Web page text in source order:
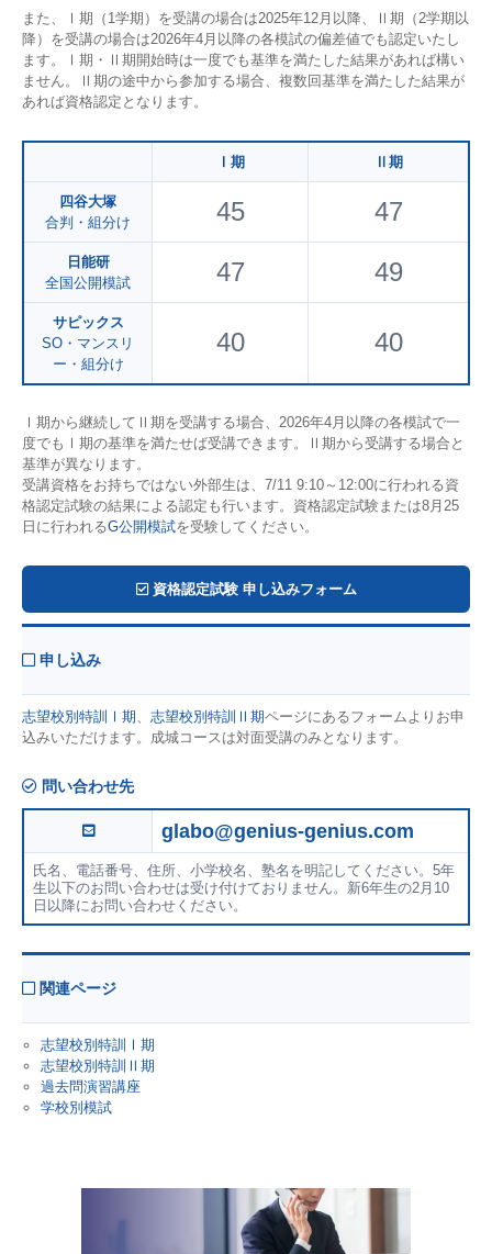
また、Ⅰ期（1学期）を受講の場合は2025年12月以降、Ⅱ期（2学期以
降）を受講の場合は2026年4月以降の各模試の偏差値でも認定いたし
ます。Ⅰ期・Ⅱ期開始時は一度でも基準を満たした結果があれば構い
ません。Ⅱ期の途中から参加する場合、複数回基準を満たした結果が
あれば資格認定となります。
Ⅰ期 Ⅱ期
四谷大塚
合判・組分け
45 47
日能研
全国公開模試
47 49
サピックス
SO・マンスリ
ー・組分け
40 40
Ⅰ期から継続してⅡ期を受講する場合、2026年4月以降の各模試で一
度でもⅠ期の基準を満たせば受講できます。Ⅱ期から受講する場合と
基準が異なります。
受講資格をお持ちではない外部生は、7/11 9:10～12:00に行われる資
格認定試験の結果による認定も行います。資格認定試験または8月25
日に行われるG公開模試を受験してください。
資格認定試験 申し込みフォーム
申し込み
志望校別特訓Ⅰ期、 志望校別特訓Ⅱ期ページにあるフォームよりお申
込みいただけます。成城コースは対面受講のみとなります。
問い合わせ先
glabo@genius-genius.com
氏名、電話番号、住所、小学校名、塾名を明記してください。5年
生以下のお問い合わせは受け付けておりません。新6年生の2月10
日以降にお問い合わせください。
関連ページ
志望校別特訓Ⅰ期
志望校別特訓Ⅱ期
過去問演習講座
学校別模試